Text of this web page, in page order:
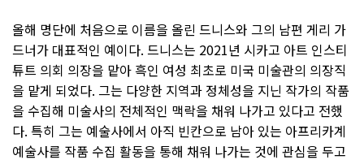
올해 명단에 처음으로 이름을 올린 드니스와 그의 남편 게리 가
드너가 대표적인 예이다. 드니스는 2021년 시카고 아트 인스티
튜트 의회 의장을 맡아 흑인 여성 최초로 미국 미술관의 의장직
을 맡게 되었다. 그는 다양한 지역과 정체성을 지닌 작가의 작품
을 수집해 미술사의 전체적인 맥락을 채워 나가고 있다고 전했
다. 특히 그는 예술사에서 아직 빈칸으로 남아 있는 아프리카계
예술사를 작품 수집 활동을 통해 채워 나가는 것에 관심을 두고